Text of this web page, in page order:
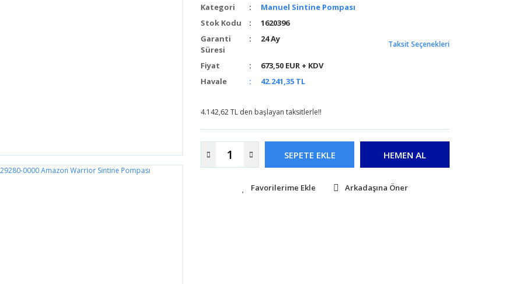
Kategori
Manuel Sintine Pompası
Stok Kodu
1620396
Garanti
Süresi
24 Ay
Fiyat
673,50 EUR + KDV
Havale
42.241,35 TL
Taksit Seçenekleri
4.142,62 TL den başlayan taksitlerle!!
SEPETE EKLE HEMEN AL
Arkadaşına Öner